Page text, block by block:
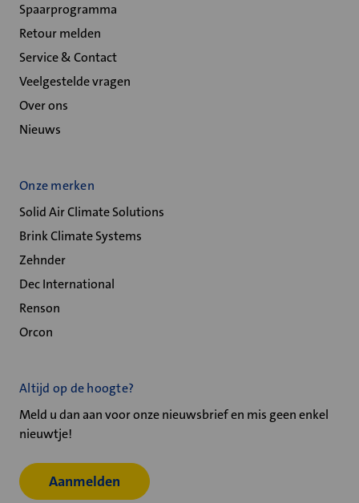
Spaarprogramma
Retour melden
Service & Contact
Veelgestelde vragen
Over ons
Nieuws
Onze merken
Solid Air Climate Solutions
Brink Climate Systems
Zehnder
Dec International
Renson
Orcon
Altijd op de hoogte?
Meld u dan aan voor onze nieuwsbrief en mis geen enkel
nieuwtje!
Aanmelden